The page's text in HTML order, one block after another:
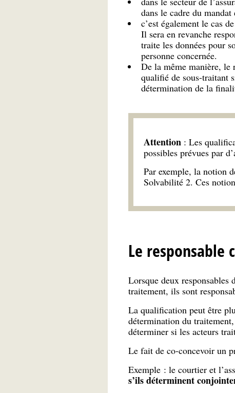
dans le cadre du mandat
c’est également le cas de
Il sera en revanche
traite les données pour
personne concernée.
De la même manière, le
qualifié de sous-traitant
détermination de la
Attention : Les
possibles prévues par
Par exemple, la notion
Solvabilité 2. Ces
Le
Lorsque deux
traitement, ils sont
La qualification peut être
détermination du
déterminer si les acteurs
Le fait de co-concevoir un
Exemple : le courtier et
s’ils déterminent